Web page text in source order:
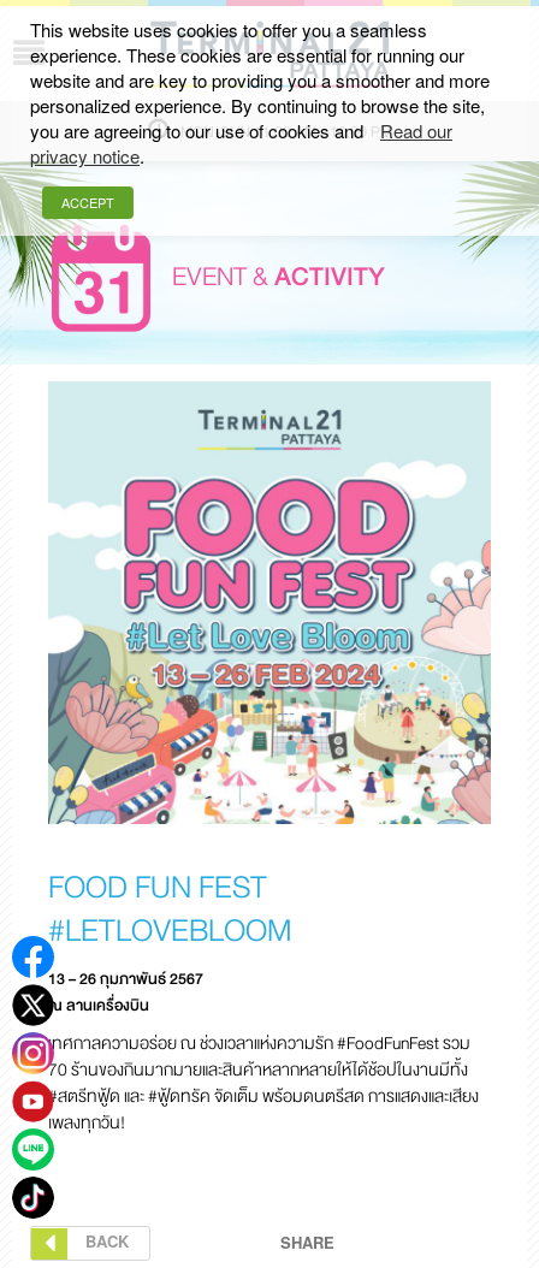
MON-SUN 11.00 AM - 10.00 PM
EVENT &ACTIVITY
FOOD FUN FEST
#LETLOVEBLOOM
13 – 26 กุมภาพันธ์ 2567
ณ ลานเครื่องบิน
เทศกาลความอร่อย ณ ช่วงเวลาแห่งความรัก #FoodFunFest รวม
70 ร้านของกินมากมายและสินค้าหลากหลายให้ได้ช้อปในงานมีทั้ง
#สตรีทฟู้ด และ #ฟู้ดทรัค จัดเต็ม พร้อมดนตรีสด การแสดงและเสียง
เพลงทุกวัน!
BACK SHARE
This website uses cookies to offer you a seamless
experience. These cookies are essential for running our
website and are key to providing you a smoother and more
personalized experience. By continuing to browse the site,
you are agreeing to our use of cookies and
Read our
privacy notice.
ACCEPT